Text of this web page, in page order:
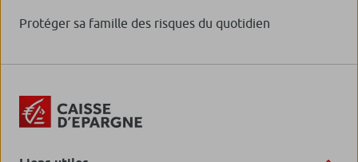
Protéger sa famille des risques du quotidien